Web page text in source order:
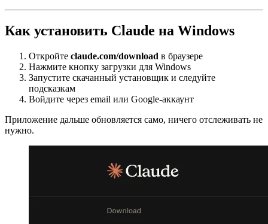
Как установить Claude на Windows
Откройте claude.com/download в браузере
Нажмите кнопку загрузки для Windows
Запустите скачанный установщик и следуйте
подсказкам
Войдите через email или Google-аккаунт
Приложение дальше обновляется само, ничего отслеживать не
нужно.